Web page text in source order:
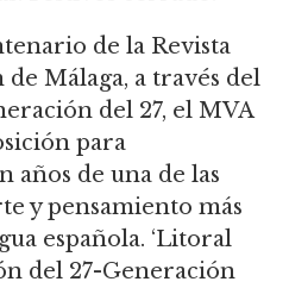
de la Revista
Málaga, a través del
del 27, el MVA
para
años de una de las
y pensamiento más
española. ‘Litoral
del 27-Generación